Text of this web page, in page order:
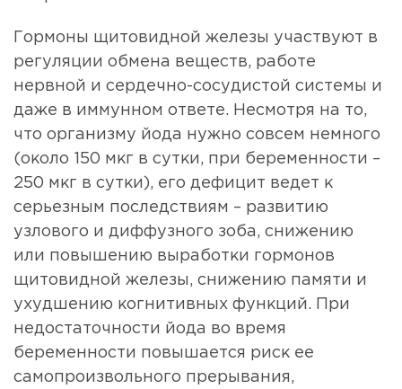
Гормоны щитовидной железы участвуют в
регуляции обмена веществ, работе
нервной и сердечно-сосудистой системы и
даже в иммунном ответе. Несмотря на то,
что организму йода нужно совсем немного
(около 150 мкг в сутки, при беременности –
250 мкг в сутки), его дефицит ведет к
серьезным последствиям – развитию
узлового и диффузного зоба, снижению
или повышению выработки гормонов
щитовидной железы, снижению памяти и
ухудшению когнитивных функций. При
недостаточности йода во время
беременности повышается риск ее
самопроизвольного прерывания,